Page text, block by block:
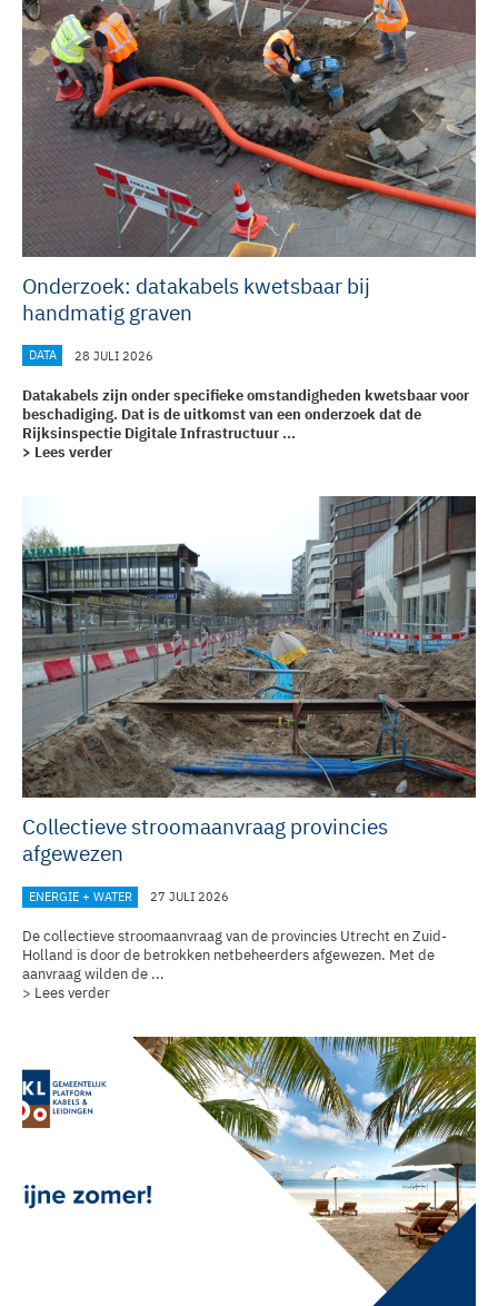
Onderzoek: datakabels kwetsbaar bij
handmatig graven
DATA 28 JULI 2026
Datakabels zijn onder specifieke omstandigheden kwetsbaar voor
beschadiging. Dat is de uitkomst van een onderzoek dat de
Rijksinspectie Digitale Infrastructuur ...
> Lees verder
Collectieve stroomaanvraag provincies
afgewezen
ENERGIE + WATER 27 JULI 2026
De collectieve stroomaanvraag van de provincies Utrecht en Zuid-
Holland is door de betrokken netbeheerders afgewezen. Met de
aanvraag wilden de ...
> Lees verder